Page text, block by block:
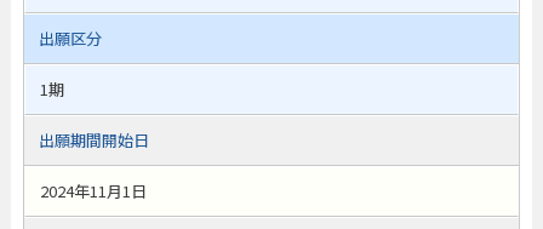
出願区分
1期
出願期間開始日
2024年11月1日